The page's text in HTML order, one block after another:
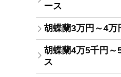
ース
胡蝶蘭3万円～4万
胡蝶蘭4万5千円～
ス